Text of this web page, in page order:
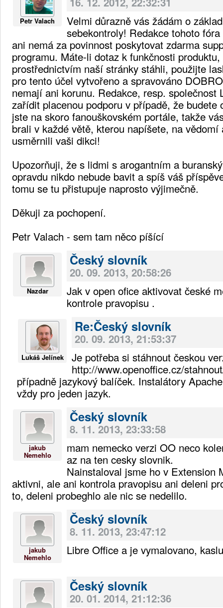
Petr Valach
Velmi důrazně vás žádám o
sebekontroly! Redakce tohoto
ani nemá za povinnost poskytovat zdarma
programu. Máte-li dotaz k funkčnosti
prostřednictvím naší stránky stáhli, použijte
pro tento účel vytvořeno a spravováno
nemají ani korunu. Redakce, resp. společnost
zařídit placenou podporu v případě, že budete
jste na skoro fanouškovském portále, takže
brali v každé větě, kterou napíšete, na vědomí
usměrnili vaši dikci!
Upozorňuji, že s lidmi s arogantním a
opravdu nikdo nebude bavit a spíš váš
tomu se tu přistupuje naprosto výjimečně.
Děkuji za pochopení.
Petr Valach - sem tam něco píšící
Nazdar
Český slovník
20. 09. 2013, 20:58:26
Jak v open ofice aktivovat české
kontrole pravopisu .
Lukáš Jelínek
Re:Český slovník
20. 09. 2013, 21:53:37
Je potřeba si stáhnout českou
http://www.openoffice.cz/
případně jazykový balíček. Instalátory
vždy pro jeden jazyk.
jakub
Nemehlo
Český slovník
8. 11. 2013, 23:33:58
mam nemecko verzi OO neco
az na ten cesky slovnik.
Nainstaloval jsme ho v Extension
aktivni, ale ani kontrola pravopisu ani deleni
to, deleni probeghlo ale nic se nedelilo.
jakub
Nemehlo
Český slovník
8. 11. 2013, 23:47:12
Libre Office a je vymalovano,
Český slovník
20. 01. 2014, 21:12:36